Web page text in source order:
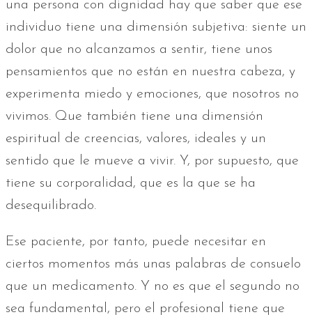
una persona con dignidad hay que saber que ese
individuo tiene una dimensión subjetiva: siente un
dolor que no alcanzamos a sentir, tiene unos
pensamientos que no están en nuestra cabeza, y
experimenta miedo y emociones, que nosotros no
vivimos. Que también tiene una dimensión
espiritual de creencias, valores, ideales y un
sentido que le mueve a vivir. Y, por supuesto, que
tiene su corporalidad, que es la que se ha
desequilibrado.
Ese paciente, por tanto, puede necesitar en
ciertos momentos más unas palabras de consuelo
que un medicamento. Y no es que el segundo no
sea fundamental, pero el profesional tiene que